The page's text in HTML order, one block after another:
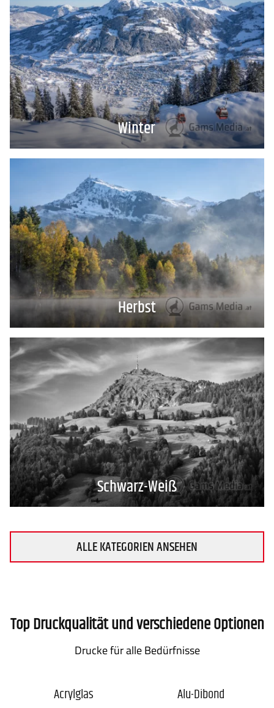
Winter
Herbst
Schwarz-Weiß
ALLE KATEGORIEN ANSEHEN
Top Druckqualität und verschiedene Optionen
Drucke für alle Bedürfnisse
Acrylglas Alu-Dibond